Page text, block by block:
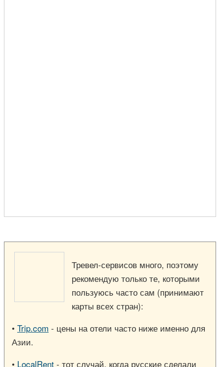
Тревел-сервисов много, поэтому
рекомендую только те, которыми
пользуюсь часто сам (принимают
карты всех стран):
• Trip.com - цены на отели часто ниже именно для
Азии.
• LocalRent - тот случай, когда русские сделали